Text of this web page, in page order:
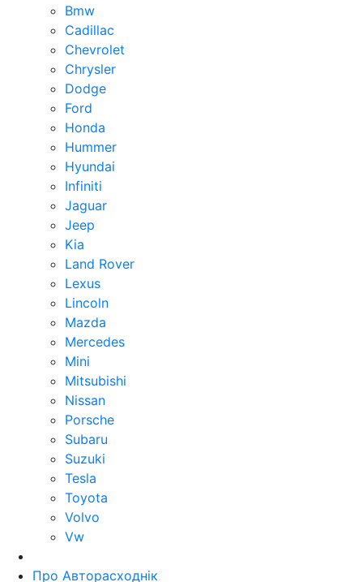
Bmw
Cadillac
Chevrolet
Chrysler
Dodge
Ford
Honda
Hummer
Hyundai
Infiniti
Jaguar
Jeep
Kia
Land Rover
Lexus
Lincoln
Mazda
Mercedes
Mini
Mitsubishi
Nissan
Porsche
Subaru
Suzuki
Tesla
Toyota
Volvo
Vw
Про Авторасходнік